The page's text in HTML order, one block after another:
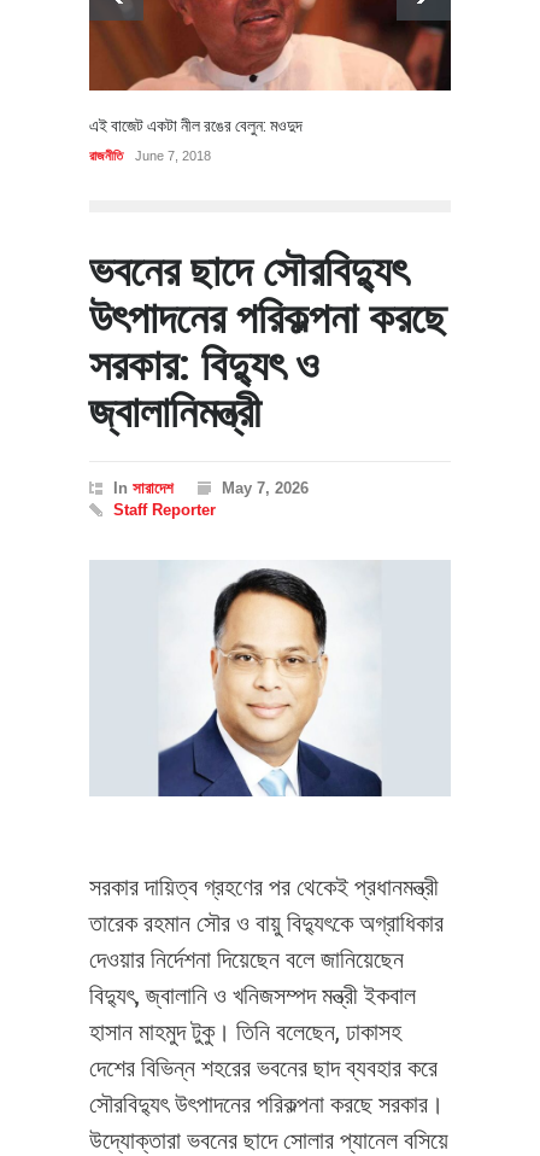
এই বাজেট একটা নীল রঙের বেলুন: মওদুদ
রাজনীতি June 7, 2018
ভবনের ছাদে সৌরবিদ্যুৎ
উৎপাদনের পরিকল্পনা করছে
সরকার: বিদ্যুৎ ও
জ্বালানিমন্ত্রী
In সারাদেশ
May 7, 2026
Staff Reporter
সরকার দায়িত্ব গ্রহণের পর থেকেই প্রধানমন্ত্রী
তারেক রহমান সৌর ও বায়ু বিদ্যুৎকে অগ্রাধিকার
দেওয়ার নির্দেশনা দিয়েছেন বলে জানিয়েছেন
বিদ্যুৎ, জ্বালানি ও খনিজসম্পদ মন্ত্রী ইকবাল
হাসান মাহমুদ টুকু। তিনি বলেছেন, ঢাকাসহ
দেশের বিভিন্ন শহরের ভবনের ছাদ ব্যবহার করে
সৌরবিদ্যুৎ উৎপাদনের পরিকল্পনা করছে সরকার।
উদ্যোক্তারা ভবনের ছাদে সোলার প্যানেল বসিয়ে